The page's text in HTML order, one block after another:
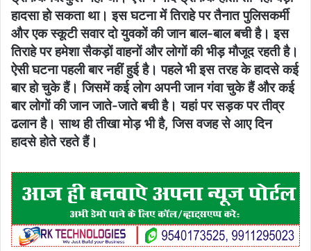
हादसा हो सकता था। इस घटना में तिराहे पर तैनात पुलिसकर्मी
और एक स्कूटी सवार दो युवकों की जान बाल-बाल बची है। इस
तिराहे पर हमेशा सैकड़ों वाहनों और लोगों की भीड़ मौजूद रहती है।
ऐसी घटना पहली बार नहीं हुई है। पहले भी इस तरह के हादसे कई
बार हो चुके हैं। जिसमें कई लोग अपनी जान गंवा चुके हैं और कई
बार लोगों की जान जाते-जाते बची है। यहां पर सड़क पर तीव्र
ढलान है। साथ ही तीखा मोड़ भी है, जिस वजह से आए दिन
हादसे होते रहते हैं।